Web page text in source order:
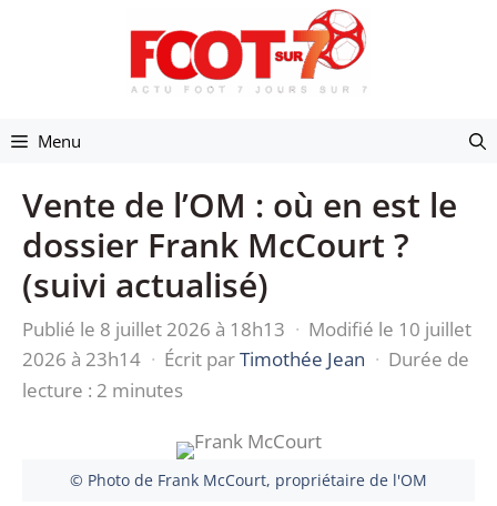
Menu
Vente de l’OM : où en est le
dossier Frank McCourt ?
(suivi actualisé)
Publié le 8 juillet 2026 à 18h13 · Modifié le 10 juillet
2026 à 23h14 · Écrit parTimothée Jean · Durée de
lecture : 2 minutes
© Photo de Frank McCourt, propriétaire de l'OM